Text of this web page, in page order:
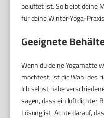
belüftet ist. So bleibt deine
für deine Winter-Yoga-
Geeignete
Wenn du deine Yogamatte
möchtest, ist die Wahl des
Ich selbst habe
sagen, dass ein luftdichter
Lösung ist. Achte darauf,